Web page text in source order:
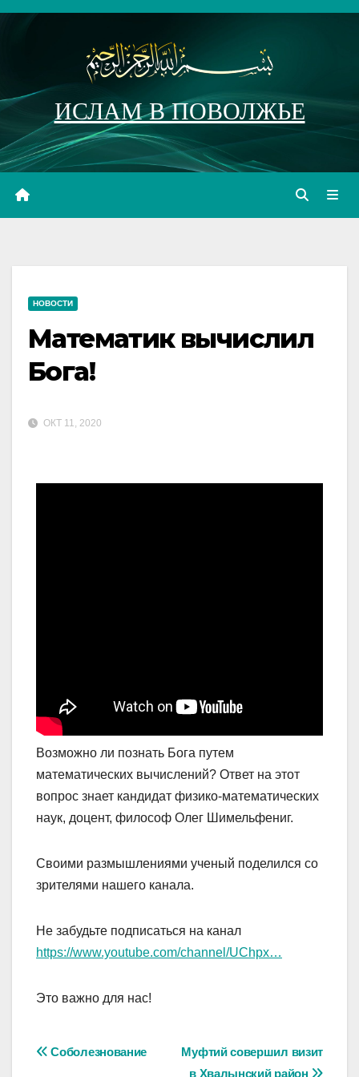
Перейти
ИСЛАМ В ПОВОЛЖЬЕ
НОВОСТИ
Математик вычислил
Бога!
ОКТ 11, 2020
Возможно ли познать Бога путем
математических вычислений? Ответ на этот
вопрос знает кандидат физико-математических
наук, доцент, философ Олег Шимельфениг.
Своими размышлениями ученый поделился со
зрителями нашего канала.
Не забудьте подписаться на канал
https://www.youtube.com/channel/UChpx…
Это важно для нас!
Навигация
Муфтий совершил визит
в Хвалынский район
Соболезнование